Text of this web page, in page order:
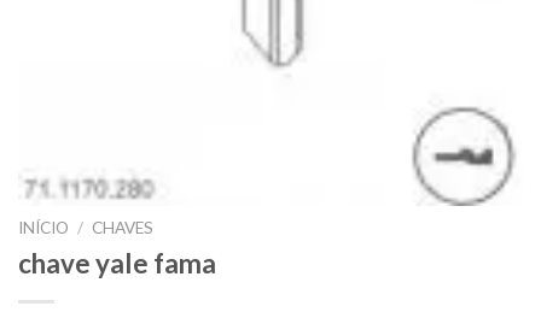
INÍCIO / CHAVES
chave yale fama